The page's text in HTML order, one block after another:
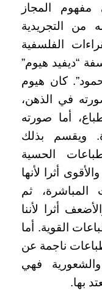
مفهوم المجاز
من التجريدية
الفلسفية
“ديفيد هيوم”
كان هيوم
في الذهن،
أما صورته
ويقسم بذلك
الحسية
أثرا لأنها
المباشرة، ثم
أثرا لأننا
القوية. أما
ناجمة عن
فهي
بها.